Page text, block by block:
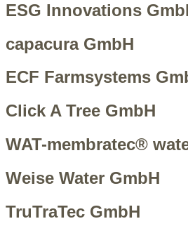
ESG Innovations
capacura GmbH
ECF Farmsystems
Click A Tree GmbH
WAT-membratec®
Weise Water GmbH
TruTraTec GmbH